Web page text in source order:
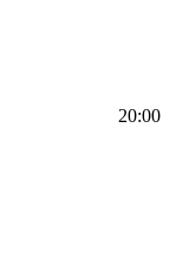
20:00